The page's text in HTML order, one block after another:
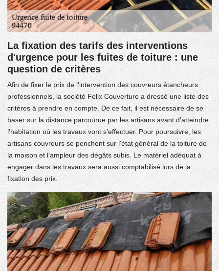
La fixation des tarifs des interventions
d'urgence pour les fuites de toiture : une
question de critères
Afin de fixer le prix de l'intervention des couvreurs étancheurs
professionnels, la société Felix Couverture a dressé une liste des
critères à prendre en compte. De ce fait, il est nécessaire de se
baser sur la distance parcourue par les artisans avant d'atteindre
l'habitation où les travaux vont s'effectuer. Pour poursuivre, les
artisans couvreurs se penchent sur l'état général de la toiture de
la maison et l'ampleur des dégâts subis. Le matériel adéquat à
engager dans les travaux sera aussi comptabilisé lors de la
fixation des prix.